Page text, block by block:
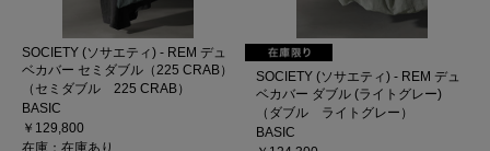
SOCIETY (ソサエティ) - REM デュ
ベカバー セミダブル（225 CRAB）
（セミダブル 225 CRAB）
BASIC
￥129,800
在庫：在庫あり
SOCIETY (ソサエティ) - REM デュ
ベカバー ダブル (ライトグレー)
（ダブル ライトグレー）
BASIC